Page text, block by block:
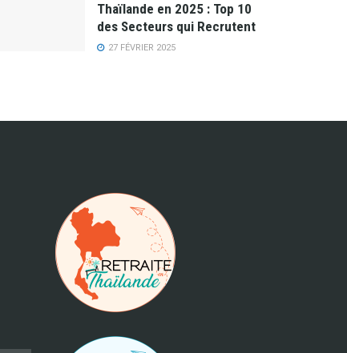
Thaïlande en 2025 : Top 10
des Secteurs qui Recrutent
27 FÉVRIER 2025